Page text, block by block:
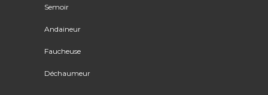
Semoir
Andaineur
Faucheuse
Déchaumeur